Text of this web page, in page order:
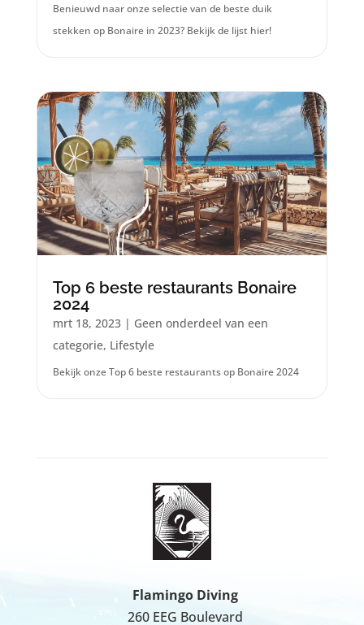
Benieuwd naar onze selectie van de beste duik
stekken op Bonaire in 2023? Bekijk de lijst hier!
Top 6 beste restaurants Bonaire
2024
mrt 18, 2023| Geen onderdeel van een
categorie, Lifestyle
Bekijk onze Top 6 beste restaurants op Bonaire 2024
Flamingo Diving
260 EEG Boulevard